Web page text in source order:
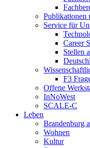
Publikationen
Service für
Career
Stellen
F3
Offene
InNoWest
SCALE-C
Leben
Brandenburg
Wohnen
Kultur